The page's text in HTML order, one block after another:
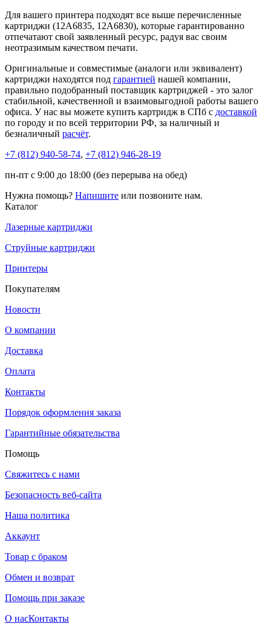
Для вашего принтера подходят все выше перечисленные
картриджи (12A6835, 12A6830), которые гарантированно
отпечатают свой заявленный ресурс, радуя вас своим
неотразимым качеством печати.
Оригинальные и совместимые (аналоги или эквивалент)
картриджи находятся под гарантией нашей компании,
правильно подобранный поставщик картриджей - это залог
стабильной, качественной и взаимовыгодной работы вашего
офиса. У нас вы можете купить картридж в СПб с доставкой
по городу и по всей территории РФ, за наличный и
безналичный расчёт.
+7 (812) 940-58-74, +7 (812) 946-28-19
пн-пт с 9:00 до 18:00 (без перерыва на обед)
Нужна помощь? Напишите или позвоните нам.
Каталог
Лазерные картриджи
Струйные картриджи
Принтеры
Покупателям
Новости
О компании
Доставка
Оплата
Контакты
Порядок оформления заказа
Гарантийные обязательства
Помощь
Свяжитесь с нами
Безопасность веб-сайта
Наша политика
Аккаунт
Товар с браком
Обмен и возврат
Помощь при заказе
О насКонтакты